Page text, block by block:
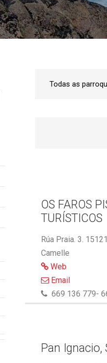
OS FAROS
TURÍSTICOS
Rúa Praia. 3.
Camelle
Web
Email
669 136 779-
Pan Ignacio,